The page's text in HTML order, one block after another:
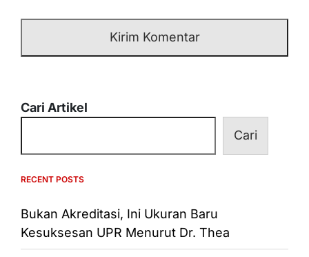
Cari Artikel
Cari
RECENT POSTS
Bukan Akreditasi, Ini Ukuran Baru
Kesuksesan UPR Menurut Dr. Thea